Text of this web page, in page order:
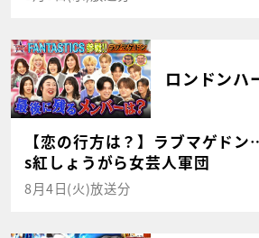
ロンドンハ
【恋の行方は？】ラブマゲド
s紅しょうがら女芸人軍団
8月4日(火)放送分